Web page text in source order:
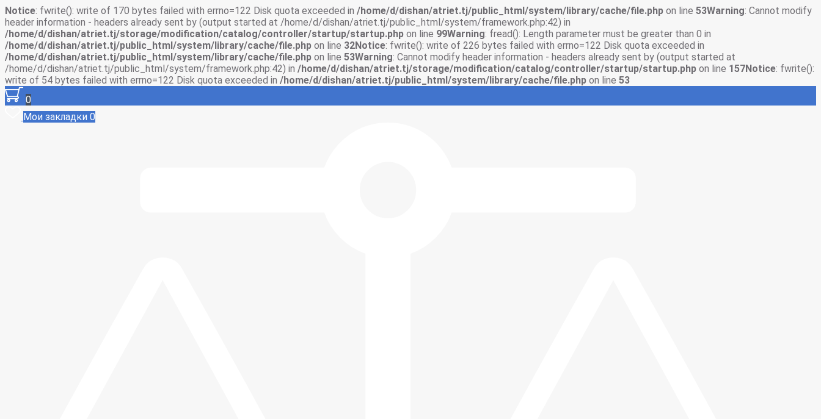
Notice: fwrite(): write of 170 bytes failed with errno=122 Disk quota exceeded in /home/d/dishan/atriet.tj/public_html/system/library/cache/file.php on line 53Warning: Cannot modify
header information - headers already sent by (output started at /home/d/dishan/atriet.tj/public_html/system/framework.php:42) in
/home/d/dishan/atriet.tj/storage/modification/catalog/controller/startup/startup.php on line 99Warning: fread(): Length parameter must be greater than 0 in
/home/d/dishan/atriet.tj/public_html/system/library/cache/file.php on line 32Notice: fwrite(): write of 226 bytes failed with errno=122 Disk quota exceeded in
/home/d/dishan/atriet.tj/public_html/system/library/cache/file.php on line 53Warning: Cannot modify header information - headers already sent by (output started at
/home/d/dishan/atriet.tj/public_html/system/framework.php:42) in /home/d/dishan/atriet.tj/storage/modification/catalog/controller/startup/startup.php on line 157Notice: fwrite():
write of 54 bytes failed with errno=122 Disk quota exceeded in /home/d/dishan/atriet.tj/public_html/system/library/cache/file.php on line 53
0
Мои закладки 0